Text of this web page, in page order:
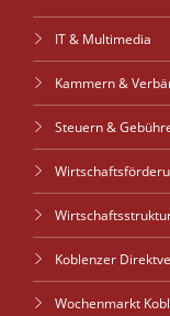
IT & Multimedia
Kammern &
Steuern &
Koblenzer
Wochenmarkt